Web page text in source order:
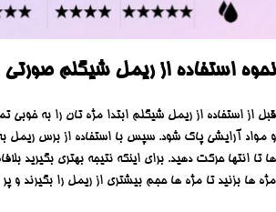
نحوه استفاده از ریمل شیگلم صورتی
قبل از استفاده از ريمل شيگلم ابتدا مژه تان را به خوبی
و مواد آرایشی پاک شود. سپس با استفاده از برس ریمل به
ها تا انتها حرکت دهید. برای اینکه نتیجه بهتری بگیرید
مژه ها بزنید تا مژه ها حجم بیشتری از ریمل را بگیرند و